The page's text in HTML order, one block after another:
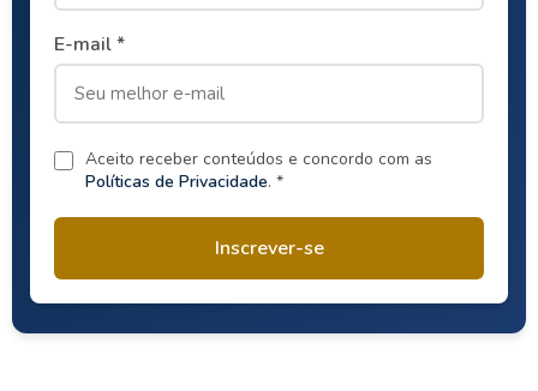
E-mail *
Aceito receber conteúdos e concordo com as
Políticas de Privacidade. *
Inscrever-se